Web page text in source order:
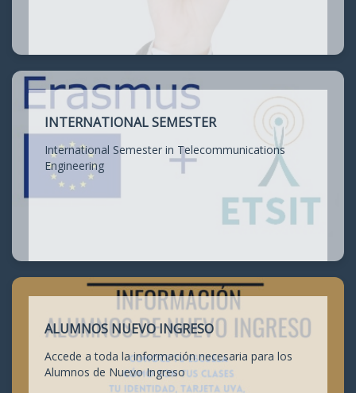
INTERNATIONAL SEMESTER
International Semester in Telecommunications
Engineering
ALUMNOS NUEVO INGRESO
Accede a toda la información necesaria para los
Alumnos de Nuevo Ingreso